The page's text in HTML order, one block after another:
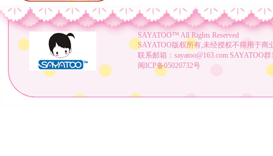
SAYATOO™ All Rights Reserved
SAYATOO版权所有,未经授权不得用于商
联系邮箱：sayatoo@163.com SAYATOO
闽ICP备05020732号